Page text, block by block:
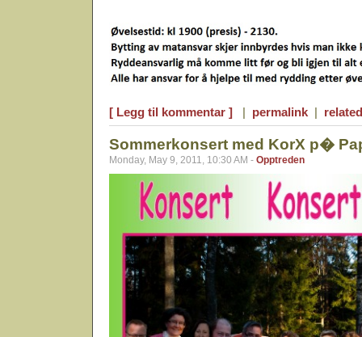
[ Legg til kommentar ] | permalink |
Sommerkonsert med KorX p�
Monday, May 9, 2011, 10:30 AM - Opptreden